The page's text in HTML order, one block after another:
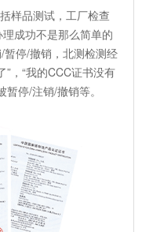
样品测试，工厂检查
成功不是那么简单的
停/撤销，北测检测经
，“我的CCC证书没有
停/注销/撤销等。